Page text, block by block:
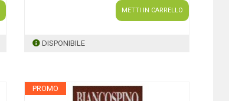
METTI IN CARRELLO
DISPONIBILE
PROMO